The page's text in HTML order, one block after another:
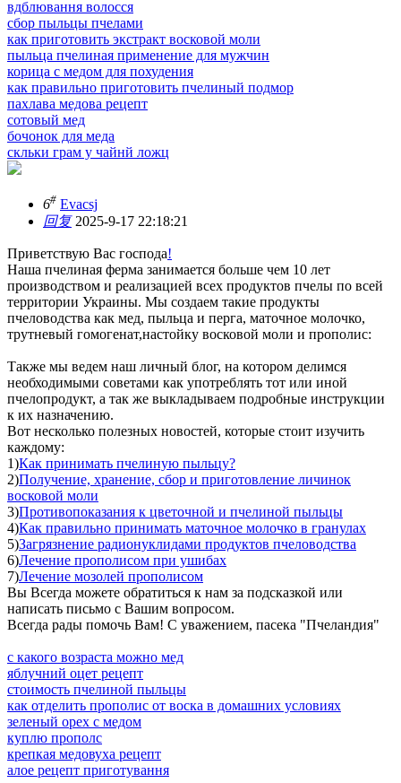
вдблювання волосся
сбор пыльцы пчелами
как приготовить экстракт восковой моли
пыльца пчелиная применение для мужчин
корица с медом для похудения
как правильно приготовить пчелиный подмор
пахлава медова рецепт
сотовый мед
бочонок для меда
скльки грам у чайнй ложц
6# Evacsj
回复2025-9-17 22:18:21
Приветствую Вас господа!
Наша пчелиная ферма занимается больше чем 10 лет
производством и реализацией всех продуктов пчелы по всей
территории Украины. Мы создаем такие продукты
пчеловодства как мед, пыльца и перга, маточное молочко,
трутневый гомогенат,настойку восковой моли и прополис:
Также мы ведем наш личный блог, на котором делимся
необходимыми советами как употреблять тот или иной
пчелопродукт, а так же выкладываем подробные инструкции
к их назначению.
Вот несколько полезных новостей, которые стоит изучить
каждому:
1)Как принимать пчелиную пыльцу?
2)Получение, хранение, сбор и приготовление личинок
восковой моли
3)Противопоказания к цветочной и пчелиной пыльцы
4)Как правильно принимать маточное молочко в гранулах
5)Загрязнение радионуклидами продуктов пчеловодства
6)Лечение прополисом при ушибах
7)Лечение мозолей прополисом
Вы Всегда можете обратиться к нам за подсказкой или
написать письмо с Вашим вопросом.
Всегда рады помочь Вам! С уважением, пасека "Пчеландия"
с какого возраста можно мед
яблучний оцет рецепт
стоимость пчелиной пыльцы
как отделить прополис от воска в домашних условиях
зеленый орех с медом
куплю прополс
крепкая медовуха рецепт
алое рецепт приготування